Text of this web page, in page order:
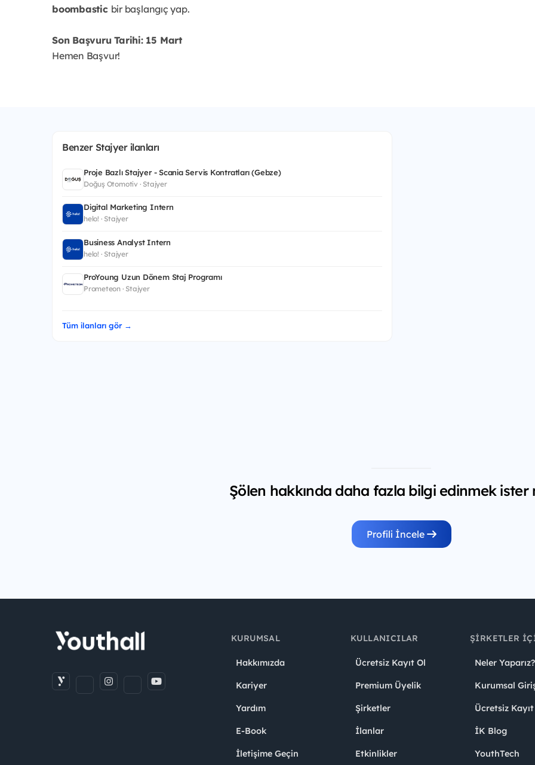
boombastic bir başlangıç yap.
Son Başvuru Tarihi: 15 Mart
Hemen Başvur!
Benzer Stajyer ilanları
Proje Bazlı Stajyer - Scania Servis Kontratları (Gebze)
Doğuş Otomotiv · Stajyer
Digital Marketing Intern
helo! · Stajyer
Business Analyst Intern
helo! · Stajyer
ProYoung Uzun Dönem Staj Programı
Prometeon · Stajyer
Tüm ilanları gör →
Şölen hakkında daha fazla bilgi edinmek ister
Profili İncele
KURUMSAL
Hakkımızda
Kariyer
Yardım
E-Book
İletişime Geçin
KULLANICILAR
Ücretsiz Kayıt Ol
Premium Üyelik
Şirketler
İlanlar
Etkinlikler
ŞIRKETLER
Neler Yaparız?
Kurumsal
Ücretsiz Kayıt
İK Blog
YouthTech